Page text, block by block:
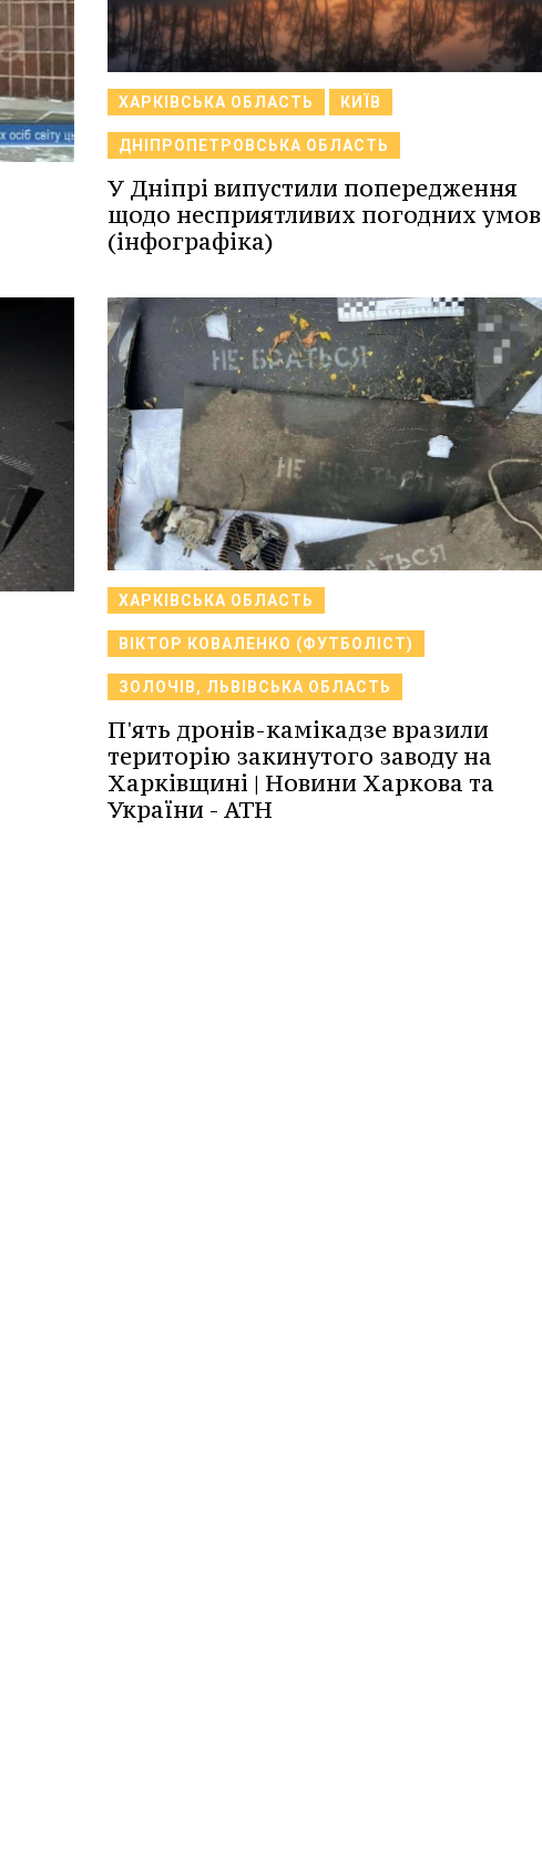
ХАРКІВСЬКА ОБЛАСТЬ КИЇВ
ДНІПРОПЕТРОВСЬКА ОБЛАСТЬ
У Дніпрі випустили попередження
щодо несприятливих погодних умов
(інфографіка)
ХАРКІВСЬКА ОБЛАСТЬ
ВІКТОР КОВАЛЕНКО (ФУТБОЛІСТ)
ЗОЛОЧІВ, ЛЬВІВСЬКА ОБЛАСТЬ
П'ять дронів-камікадзе вразили
територію закинутого заводу на
Харківщині | Новини Харкова та
України - АТН